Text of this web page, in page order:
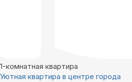
1-комнатная квартира
Уютная квартира в центре города